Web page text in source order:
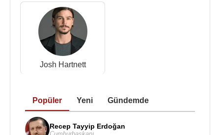
Josh Hartnett
Popüler Yeni Gündemde
Recep Tayyip Erdoğan